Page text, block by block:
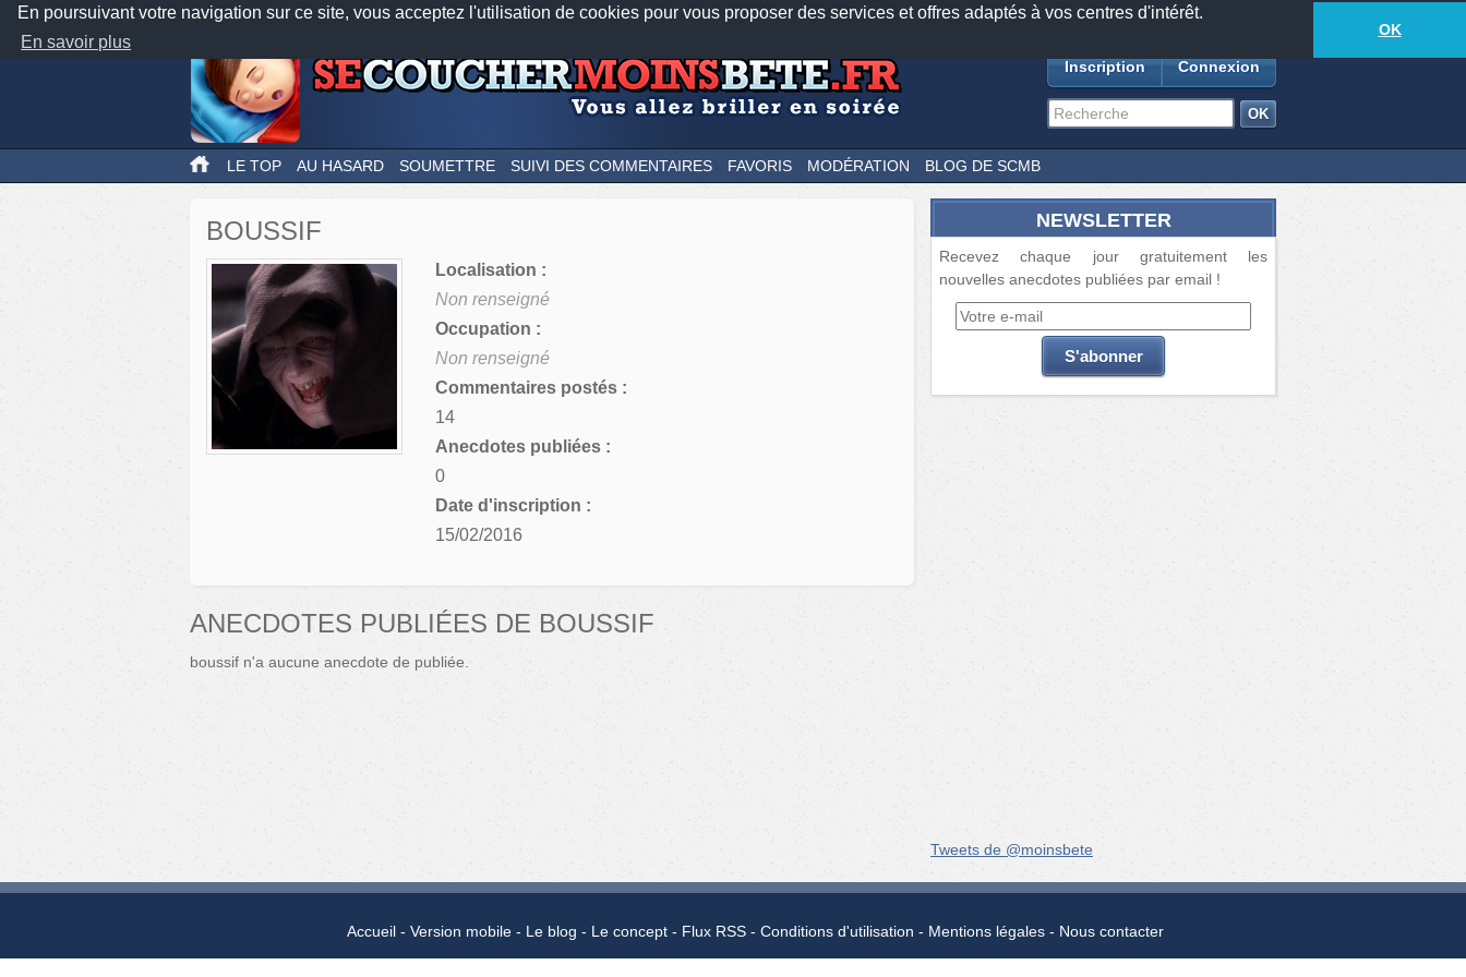
En poursuivant votre navigation sur ce site, vous acceptez l'utilisation de cookies pour vous proposer des services et offres adaptés à vos centres d'intérêt.
En savoir plus
OK
Nos applications mobiles Newsletter Facebook
TwitterFeeds18881anecdotes-414lecteurs connectés
Inscription Connexion
LE TOP AU HASARD SOUMETTRE SUIVI DES COMMENTAIRES FAVORIS MODÉRATION BLOG DE SCMB
BOUSSIF
Localisation :
Non renseigné
Occupation :
Non renseigné
Commentaires postés :
14
Anecdotes publiées :
0
Date d'inscription :
15/02/2016
ANECDOTES PUBLIÉES DE BOUSSIF
boussif n'a aucune anecdote de publiée.
NEWSLETTER
Recevez chaque jour gratuitement les
nouvelles anecdotes publiées par email !
Tweets de @moinsbete
Accueil Version mobile Le blog Le concept Flux RSS Conditions d'utilisation Mentions légales Nous contacter